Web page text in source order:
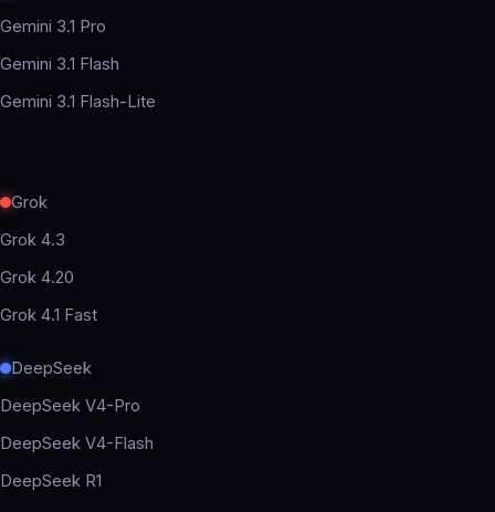
Gemini 3.1 Pro
Gemini 3.1 Flash
Gemini 3.1 Flash-Lite
Grok
Grok 4.3
Grok 4.20
Grok 4.1 Fast
DeepSeek
DeepSeek V4-Pro
DeepSeek V4-Flash
DeepSeek R1